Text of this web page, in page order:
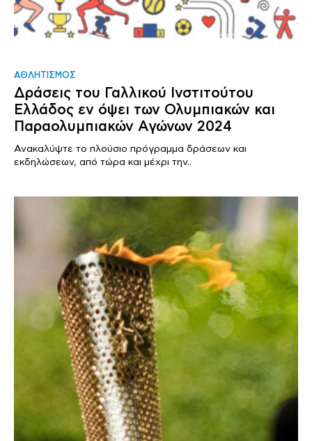
ΑΘΛΗΤΙΣΜΟΣ
Δράσεις του Γαλλικού Ινστιτούτου
Ελλάδος εν όψει των Ολυμπιακών και
Παραολυμπιακών Αγώνων 2024
Ανακαλύψτε το πλούσιο πρόγραμμα δράσεων και
εκδηλώσεων, από τώρα και μέχρι την..